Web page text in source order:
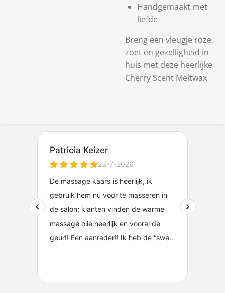
Handgemaakt met
liefde
Breng een vleugje roze,
zoet en gezelligheid in
huis met deze heerlijke
Cherry Scent Meltwax